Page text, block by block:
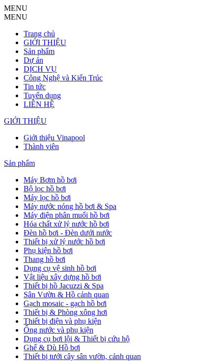
MENU
MENU
Trang chủ
GIỚI THIỆU
Sản phẩm
Dự án
DỊCH VỤ
Công Nghệ và Kiến Trúc
Tin tức
Tuyển dụng
LIÊN HỆ
GIỚI THIỆU
Giới thiệu Vinapool
Thành viên
Sản phẩm
Máy Bơm hồ bơi
Bộ lọc hồ bơi
Máy lọc hồ bơi
Máy nước nóng hồ bơi & Spa
Máy điện phân muối hồ bơi
Hóa chất xử lý nước hồ bơi
Đèn hồ bơi - Đèn dưới nước
Thiết bị xử lý nước hồ bơi
Phụ kiện hồ bơi
Thang hồ bơi
Dụng cụ vệ sinh hồ bơi
Vật liệu xây dựng hồ bơi
Thiết bị hồ Jacuzzi & Spa
Sân Vườn & Hồ cảnh quan
Gạch mosaic - gạch hồ bơi
Thiết bị & Phòng xông hơi
Thiết bị điện và phụ kiện
Ống nước và phụ kiện
Dụng cụ bơi lội & Thiết bị cứu hộ
Ghế & Dù Hồ bơi
Thiết bị tưới cây sân vườn, cảnh quan